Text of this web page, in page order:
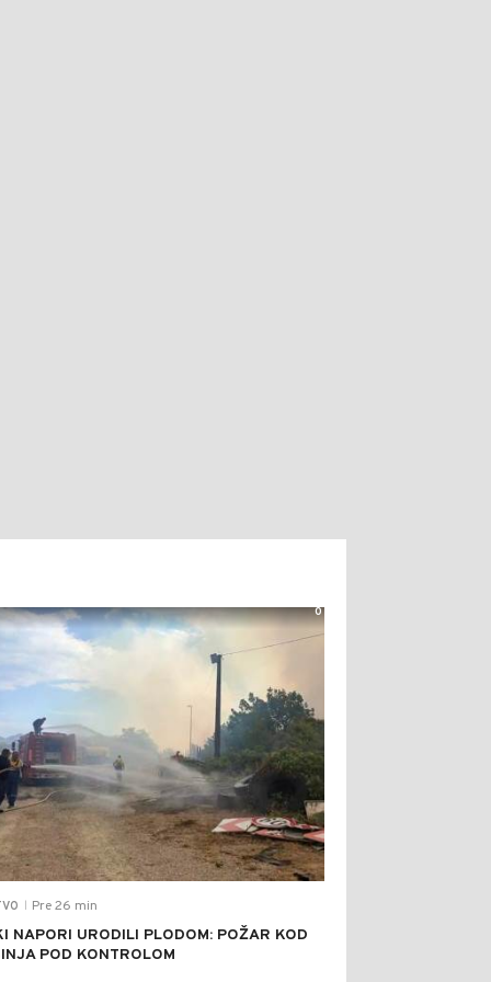
Pre 26 min
NAPORI URODILI PLODOM: POŽAR KOD
POD KONTROLOM
0